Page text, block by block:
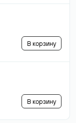
В корзину
В корзину